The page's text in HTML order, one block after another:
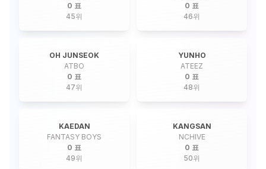
0 표
45위
0 표
46위
OH JUNSEOK
ATBO
0 표
47위
YUNHO
ATEEZ
0 표
48위
KAEDAN
FANTASY BOYS
0 표
49위
KANGSAN
NCHIVE
0 표
50위